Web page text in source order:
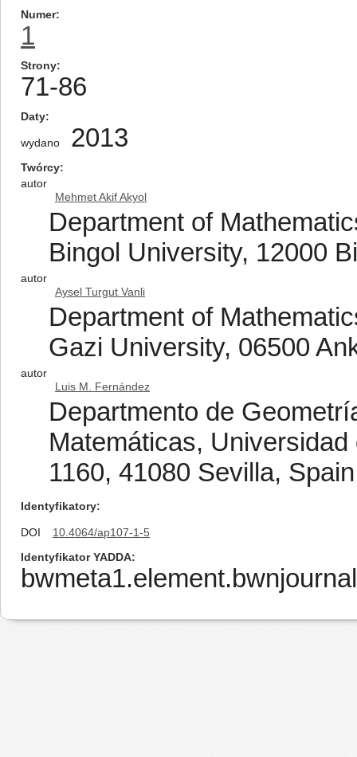
Numer
1
Strony
71-86
Daty
wydano 2013
Twórcy
autor
Mehmet Akif Akyol
Department of
Bingol University, 12000
autor
Aysel Turgut Vanli
Department of
Gazi University, 06500
autor
Luis M. Fernández
Departmento de
Matemáticas,
1160, 41080 Sevilla, Spain
Identyfikatory
DOI
10.4064/ap107-1-5
Identyfikator YADDA